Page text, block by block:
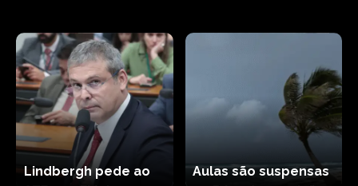
Lindbergh pede ao
Aulas são suspensas